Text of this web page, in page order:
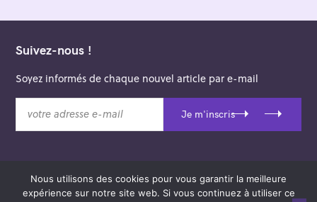
Suivez-nous !
Soyez informés de chaque nouvel article par e-mail
t
Je m'inscris
© 2026 Saint-Merry Hors-les-Murs.
Nous utilisons des cookies pour vous garantir la meilleure
expérience sur notre site web. Si vous continuez à utiliser ce